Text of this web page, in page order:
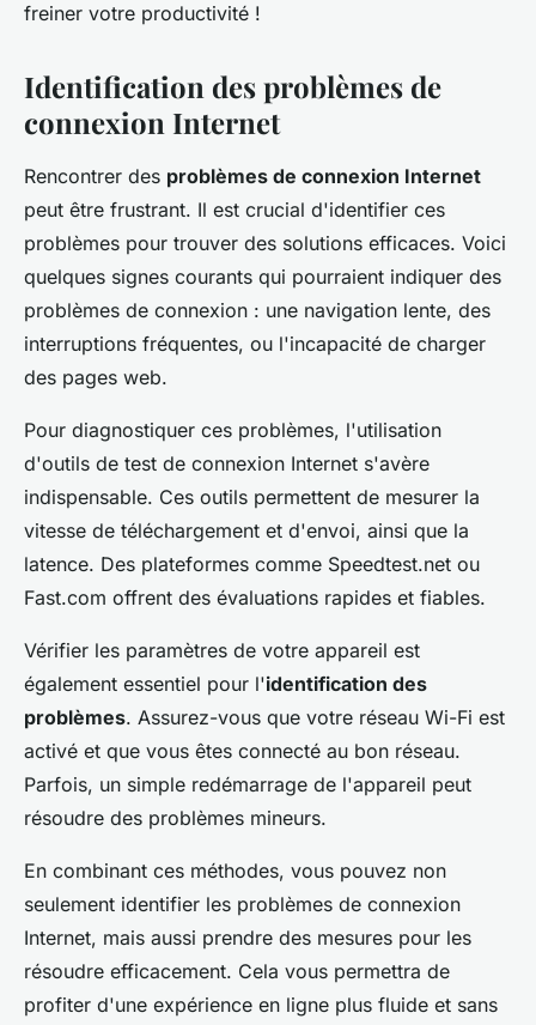
freiner votre productivité !
Identification des problèmes de
connexion Internet
Rencontrer des problèmes de connexion Internet
peut être frustrant. Il est crucial d'identifier ces
problèmes pour trouver des solutions efficaces. Voici
quelques signes courants qui pourraient indiquer des
problèmes de connexion : une navigation lente, des
interruptions fréquentes, ou l'incapacité de charger
des pages web.
Pour diagnostiquer ces problèmes, l'utilisation
d'outils de test de connexion Internet s'avère
indispensable. Ces outils permettent de mesurer la
vitesse de téléchargement et d'envoi, ainsi que la
latence. Des plateformes comme Speedtest.net ou
Fast.com offrent des évaluations rapides et fiables.
Vérifier les paramètres de votre appareil est
également essentiel pour l'identification des
problèmes. Assurez-vous que votre réseau Wi-Fi est
activé et que vous êtes connecté au bon réseau.
Parfois, un simple redémarrage de l'appareil peut
résoudre des problèmes mineurs.
En combinant ces méthodes, vous pouvez non
seulement identifier les problèmes de connexion
Internet, mais aussi prendre des mesures pour les
résoudre efficacement. Cela vous permettra de
profiter d'une expérience en ligne plus fluide et sans